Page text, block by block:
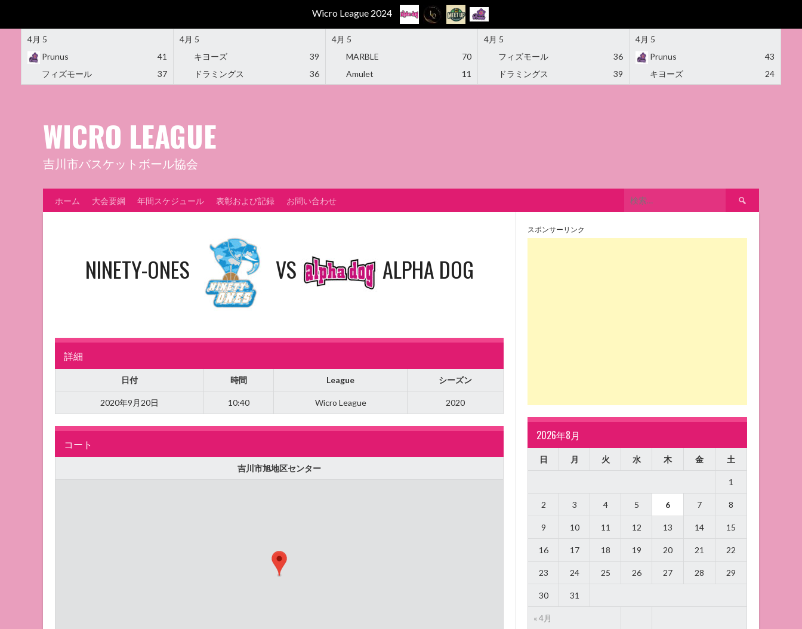
Wicro League 2024
4月 5
Prunus
41
フィズモール
37
4月 5
キヨーズ
39
ドラミングス
36
4月 5
MARBLE
70
Amulet
11
4月 5
フィズモール
36
ドラミングス
39
4月 5
Prunus
43
キヨーズ
24
WICRO LEAGUE
吉川市バスケットボール協会
ホーム 大会要綱 年間スケジュール 表彰および記録 お問い合わせ
索:
NINETY-ONES VS ALPHA DOG
詳細
日付 時間 League シーズン
2020年9月20日 10:40 Wicro League 2020
コート
吉川市旭地区センター
スポンサーリンク
2026年8月
日 月 火 水 木 金 土
« 4月
1
2 3 4 5 6 7 8
9 10 11 12 13 14 15
16 17 18 19 20 21 22
23 24 25 26 27 28 29
30 31